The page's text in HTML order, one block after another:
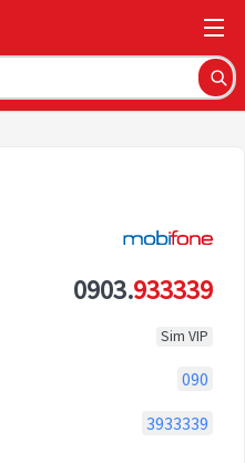
0903.933339
Sim VIP
090
3933339